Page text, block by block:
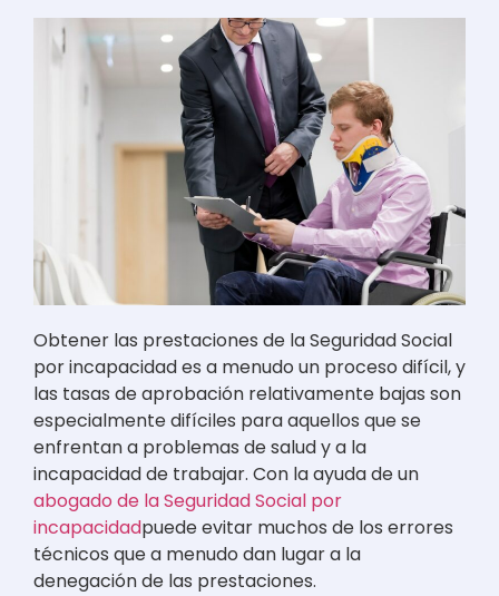
Obtener las prestaciones de la Seguridad Social
por incapacidad es a menudo un proceso difícil, y
las tasas de aprobación relativamente bajas son
especialmente difíciles para aquellos que se
enfrentan a problemas de salud y a la
incapacidad de trabajar. Con la ayuda de un
abogado de la Seguridad Social por
incapacidadpuede evitar muchos de los errores
técnicos que a menudo dan lugar a la
denegación de las prestaciones.